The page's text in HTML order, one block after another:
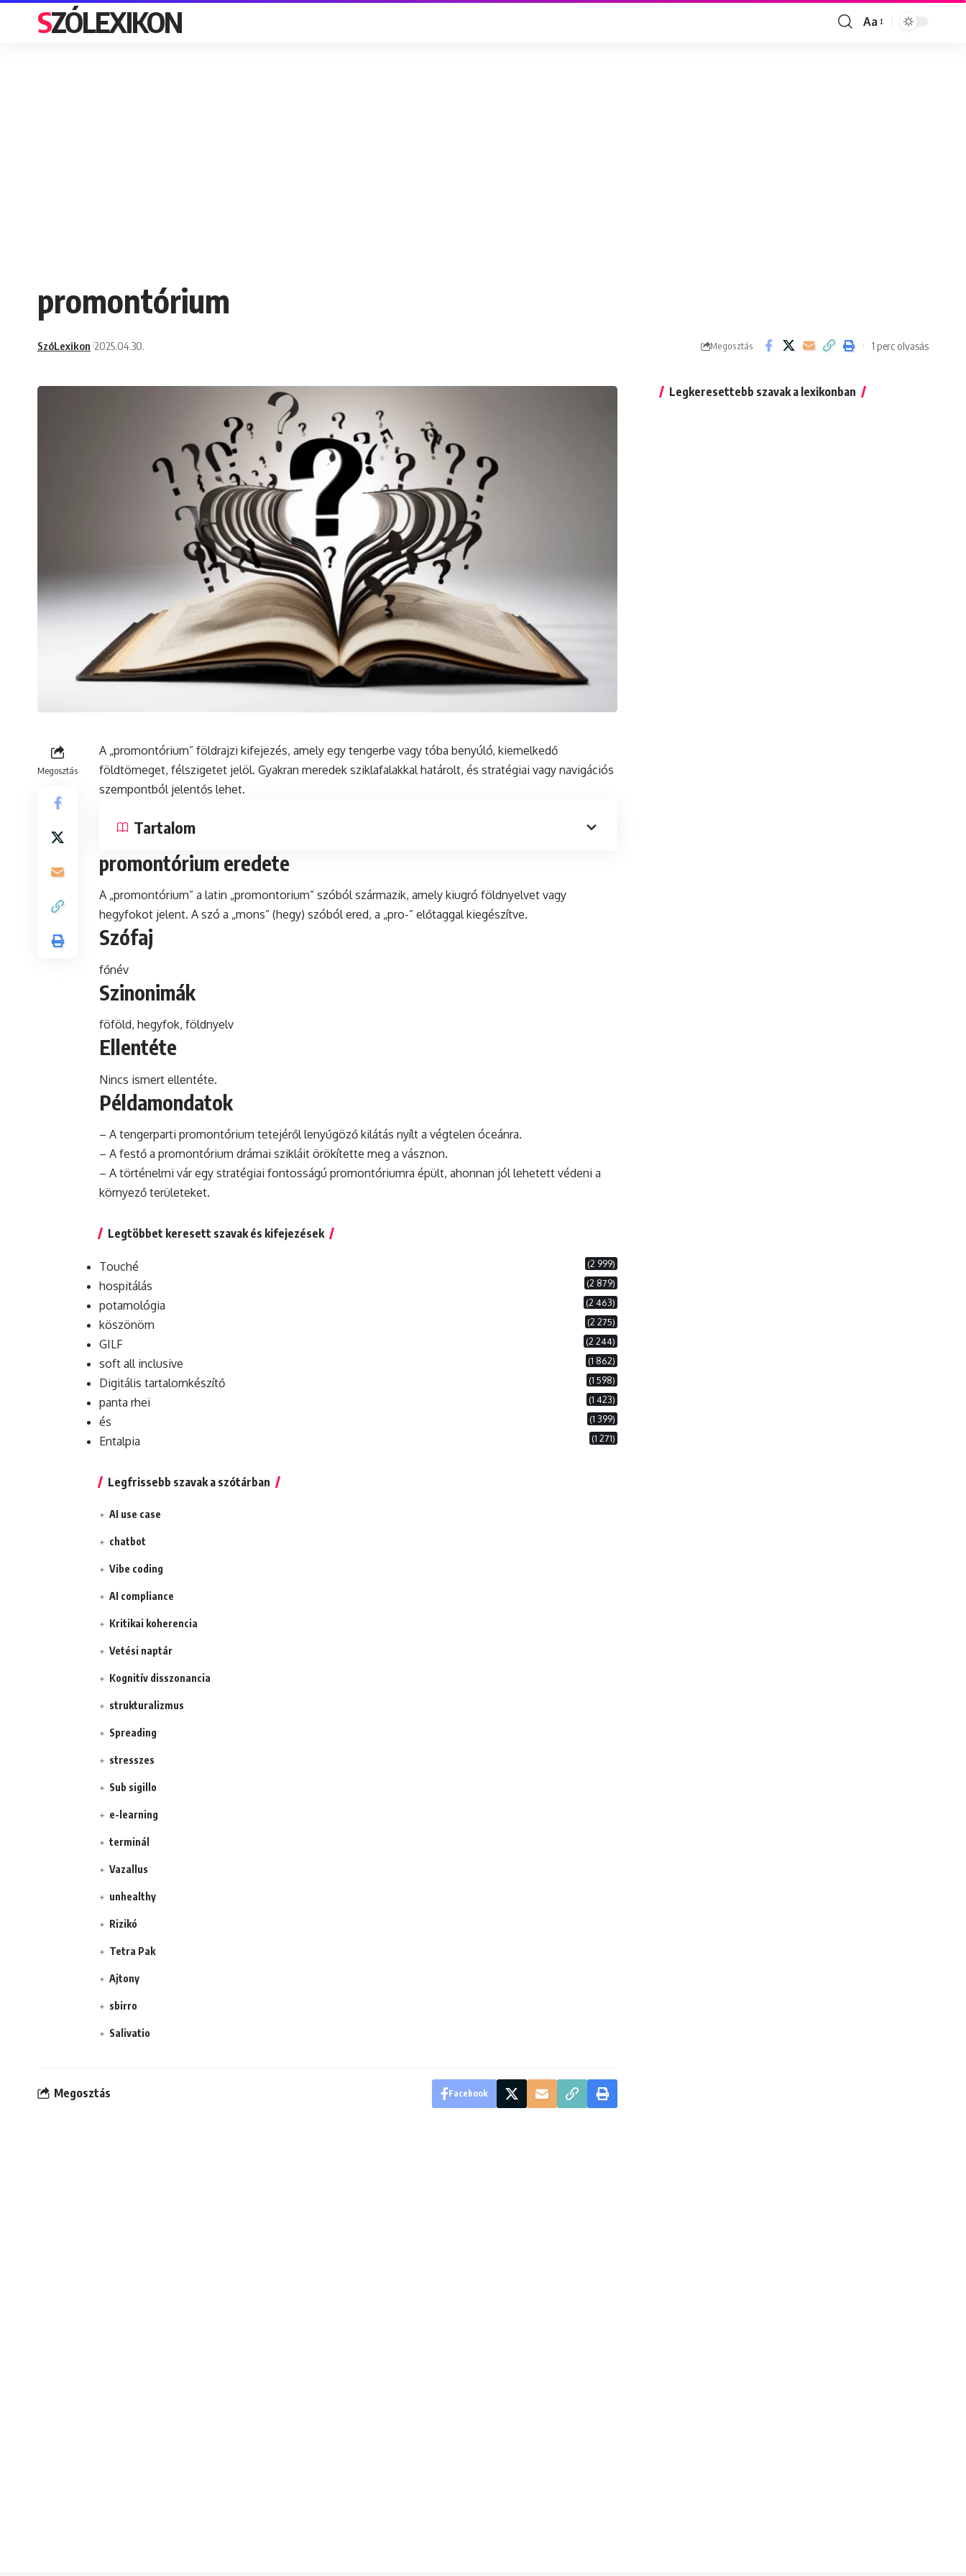
SZÓLEXIKON
Font
Aa
promontórium
SzóLexikon 2025.04.30. Megosztás 1 perc olvasás
Megosztás
A „promontórium” földrajzi kifejezés, amely egy tengerbe vagy tóba benyúló, kiemelkedő
földtömeget, félszigetet jelöl. Gyakran meredek sziklafalakkal határolt, és stratégiai vagy navigációs
szempontból jelentős lehet.
Tartalom
promontórium eredete
A „promontórium” a latin „promontorium” szóból származik, amely kiugró földnyelvet vagy
hegyfokot jelent. A szó a „mons” (hegy) szóból ered, a „pro-” előtaggal kiegészítve.
Szófaj
főnév
Szinonimák
föföld, hegyfok, földnyelv
Ellentéte
Nincs ismert ellentéte.
Példamondatok
– A tengerparti promontórium tetejéről lenyűgöző kilátás nyílt a végtelen óceánra.
– A festő a promontórium drámai szikláit örökítette meg a vásznon.
– A történelmi vár egy stratégiai fontosságú promontóriumra épült, ahonnan jól lehetett védeni a
környező területeket.
Legtöbbet keresett szavak és kifejezések
Touché (2 999)
hospitálás (2 879)
potamológia (2 463)
köszönöm (2 275)
GILF (2 244)
soft all inclusive (1 862)
Digitális tartalomkészítő (1 598)
panta rhei (1 423)
és (1 399)
Entalpia (1 271)
Legfrissebb szavak a szótárban
AI use case
chatbot
Vibe coding
AI compliance
Kritikai koherencia
Vetési naptár
Kognitív disszonancia
strukturalizmus
Spreading
stresszes
Sub sigillo
e-learning
terminál
Vazallus
unhealthy
Rizikó
Tetra Pak
Ajtony
sbirro
Salivatio
Megosztás Facebook
Legkeresettebb szavak a lexikonban